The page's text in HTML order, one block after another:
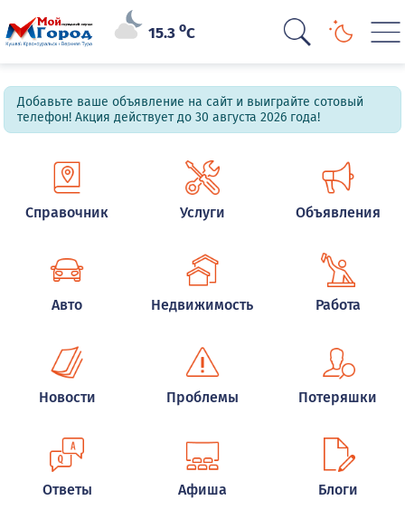
15.3oC
Добавьте ваше объявление на сайт и выиграйте сотовый
телефон! Акция действует до 30 августа 2026 года!
Справочник Услуги Объявления
Авто Недвижимость Работа
Новости Проблемы Потеряшки
Ответы Афиша Блоги